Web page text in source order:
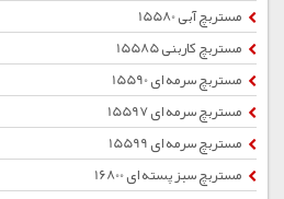
مستربچ آبی 15580
مستربچ کاربنی 15585
مستربچ سرمه ای 15590
مستربچ سرمه ای 15597
مستربچ سرمه ای 15599
مستربچ سبز پسته ای 16800